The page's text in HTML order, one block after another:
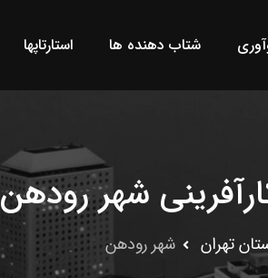
شتاب دهنده ها استارتاپها
شهر رودهن
تهران شهر رودهن